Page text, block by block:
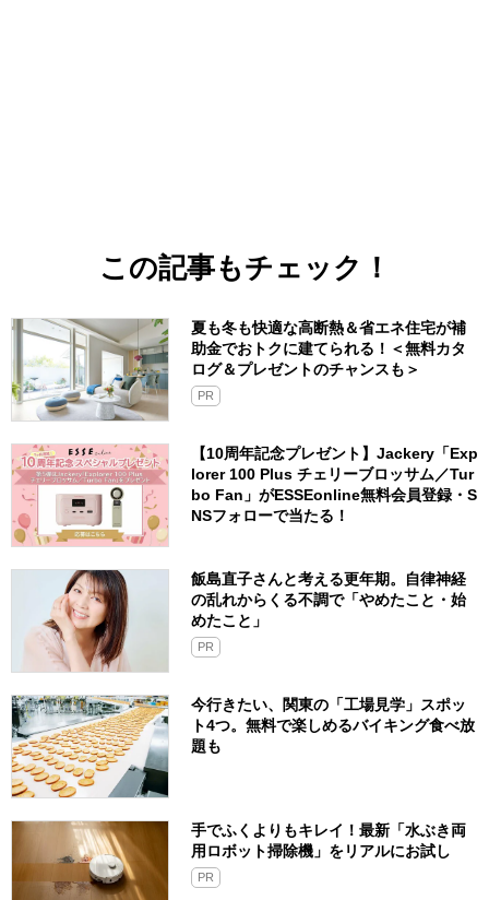
この記事もチェック！
夏も冬も快適な高断熱＆省エネ住宅が補
助金でおトクに建てられる！＜無料カタ
ログ＆プレゼントのチャンスも＞
PR
【10周年記念プレゼント】Jackery「Exp
lorer 100 Plus チェリーブロッサム／Tur
bo Fan」がESSEonline無料会員登録・S
NSフォローで当たる！
飯島直子さんと考える更年期。自律神経
の乱れからくる不調で「やめたこと・始
めたこと」
PR
今行きたい、関東の「工場見学」スポッ
ト4つ。無料で楽しめるバイキング食べ放
題も
手でふくよりもキレイ！最新「水ぶき両
用ロボット掃除機」をリアルにお試し
PR